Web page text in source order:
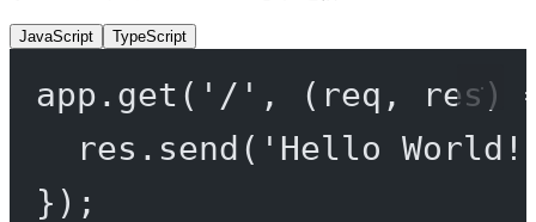
JavaScript TypeScript
app. get ( '/' , ( req , res)
res. send ( 'Hello
});